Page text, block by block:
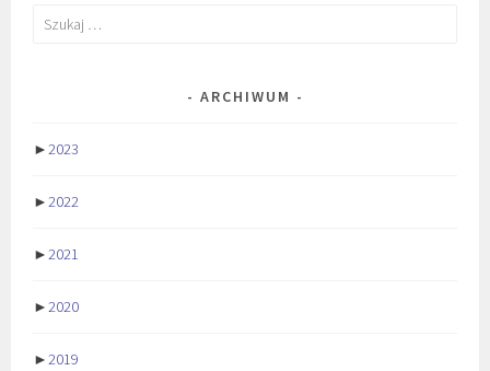
Szukaj:
ARCHIWUM
►2023
►2022
►2021
►2020
►2019